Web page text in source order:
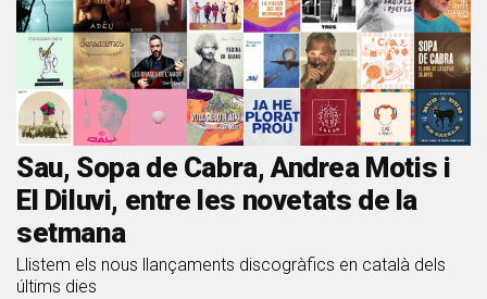
Sau, Sopa de Cabra, Andrea Motis i
El Diluvi, entre les novetats de la
setmana
Llistem els nous llançaments discogràfics en català dels
últims dies